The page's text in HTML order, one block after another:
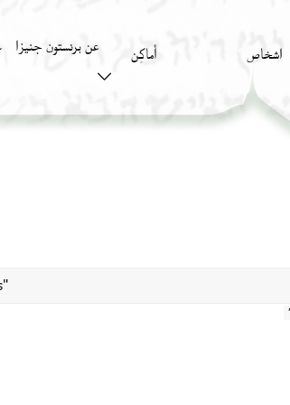
اشخاص أَماكِن عن برنستون جنيزا